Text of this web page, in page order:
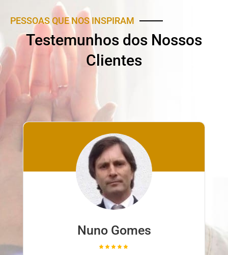
PESSOAS QUE NOS INSPIRAM
Testemunhos dos Nossos
Clientes
Nuno Gomes